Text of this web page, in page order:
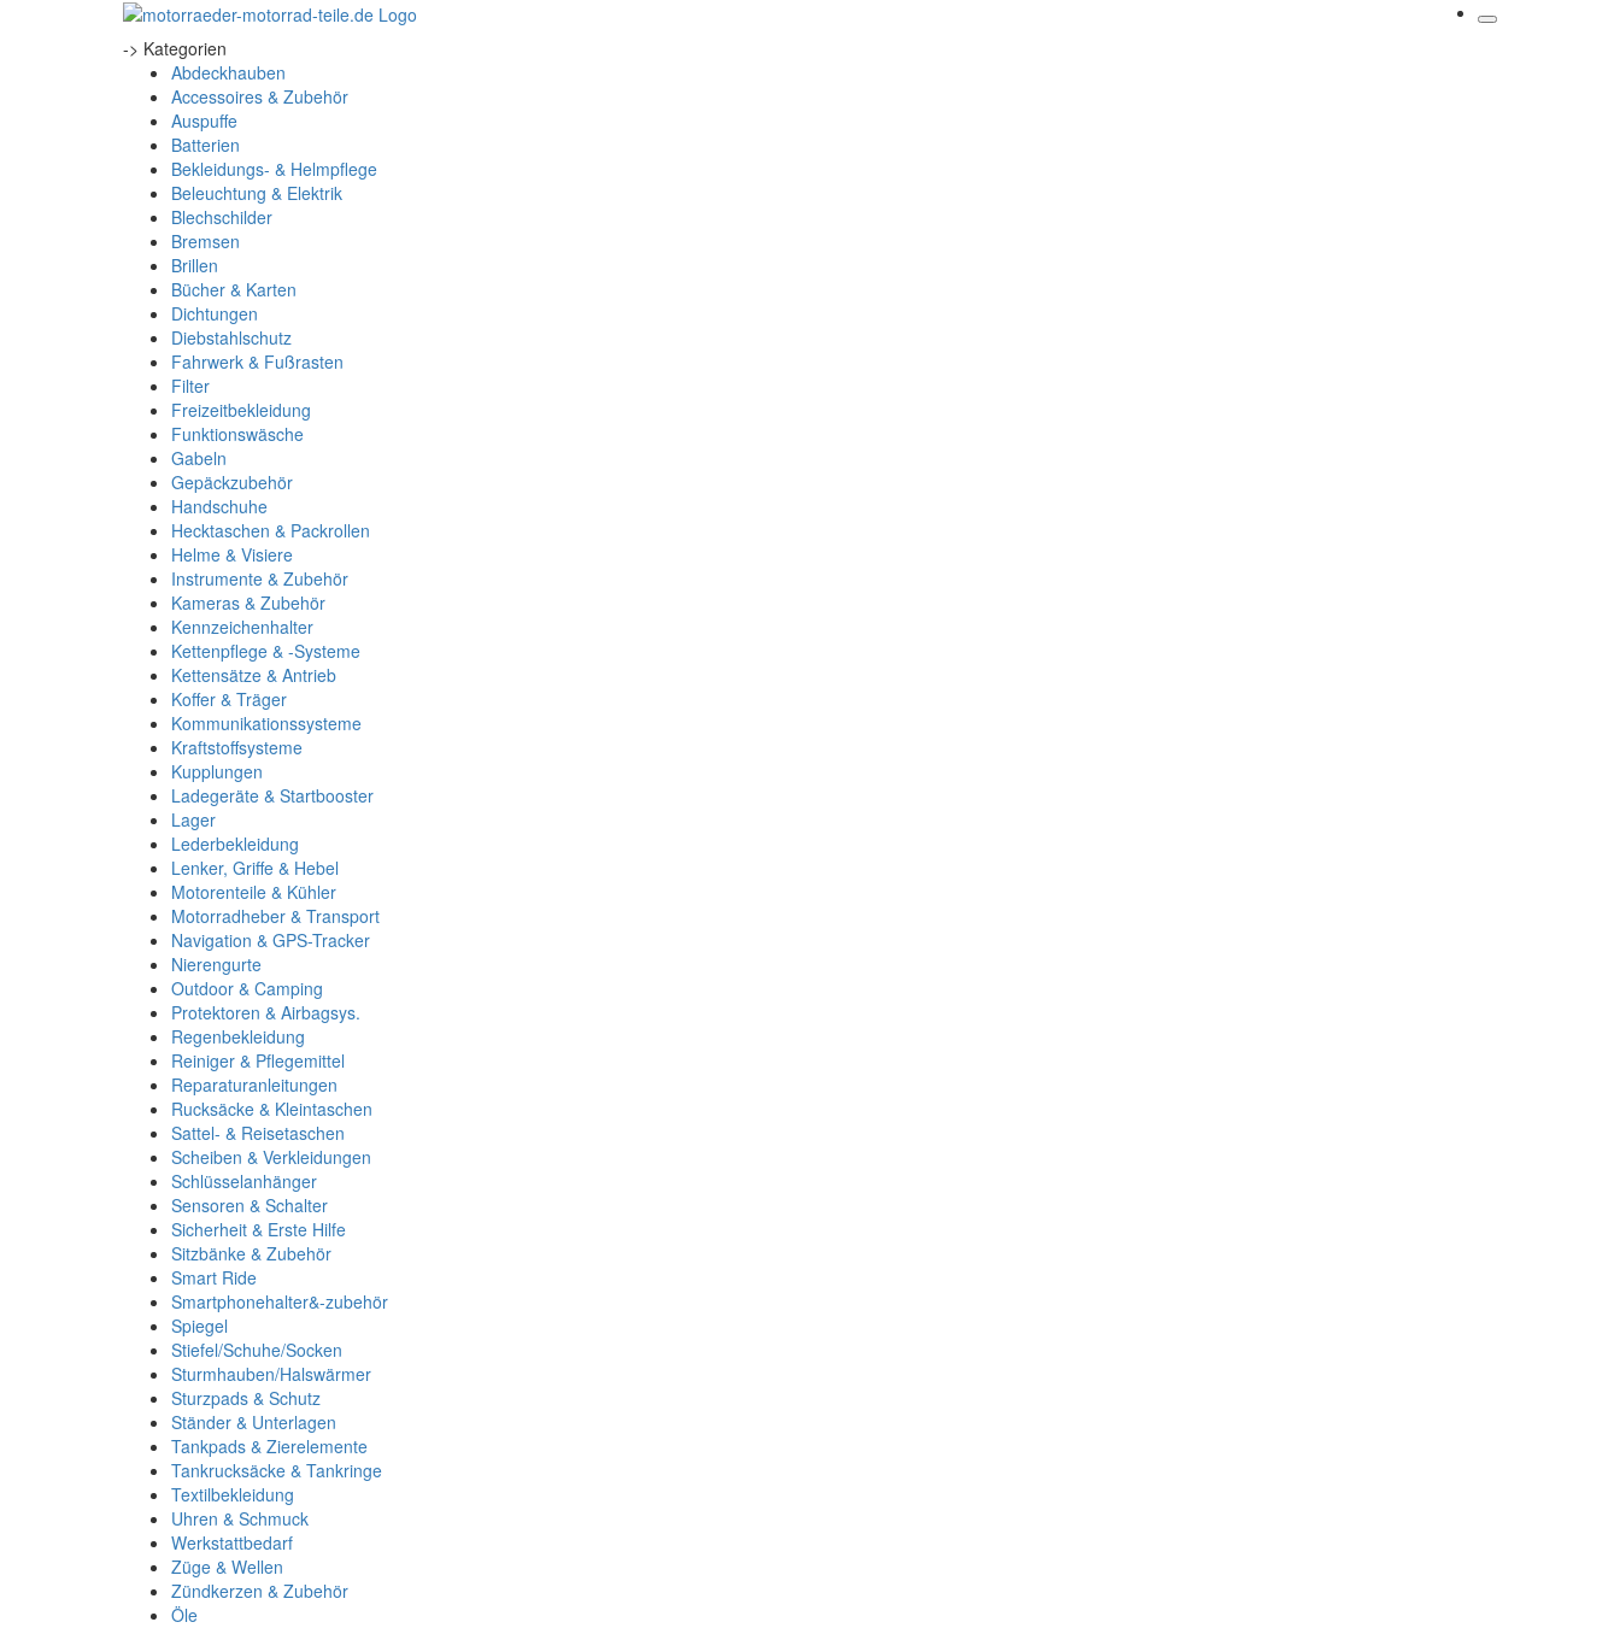
-> Kategorien
Abdeckhauben
Accessoires & Zubehör
Auspuffe
Batterien
Bekleidungs- & Helmpflege
Beleuchtung & Elektrik
Blechschilder
Bremsen
Brillen
Bücher & Karten
Dichtungen
Diebstahlschutz
Fahrwerk & Fußrasten
Filter
Freizeitbekleidung
Funktionswäsche
Gabeln
Gepäckzubehör
Handschuhe
Hecktaschen & Packrollen
Helme & Visiere
Instrumente & Zubehör
Kameras & Zubehör
Kennzeichenhalter
Kettenpflege & -Systeme
Kettensätze & Antrieb
Koffer & Träger
Kommunikationssysteme
Kraftstoffsysteme
Kupplungen
Ladegeräte & Startbooster
Lager
Lederbekleidung
Lenker, Griffe & Hebel
Motorenteile & Kühler
Motorradheber & Transport
Navigation & GPS-Tracker
Nierengurte
Outdoor & Camping
Protektoren & Airbagsys.
Regenbekleidung
Reiniger & Pflegemittel
Reparaturanleitungen
Rucksäcke & Kleintaschen
Sattel- & Reisetaschen
Scheiben & Verkleidungen
Schlüsselanhänger
Sensoren & Schalter
Sicherheit & Erste Hilfe
Sitzbänke & Zubehör
Smart Ride
Smartphonehalter&-zubehör
Spiegel
Stiefel/Schuhe/Socken
Sturmhauben/Halswärmer
Sturzpads & Schutz
Ständer & Unterlagen
Tankpads & Zierelemente
Tankrucksäcke & Tankringe
Textilbekleidung
Uhren & Schmuck
Werkstattbedarf
Züge & Wellen
Zündkerzen & Zubehör
Öle